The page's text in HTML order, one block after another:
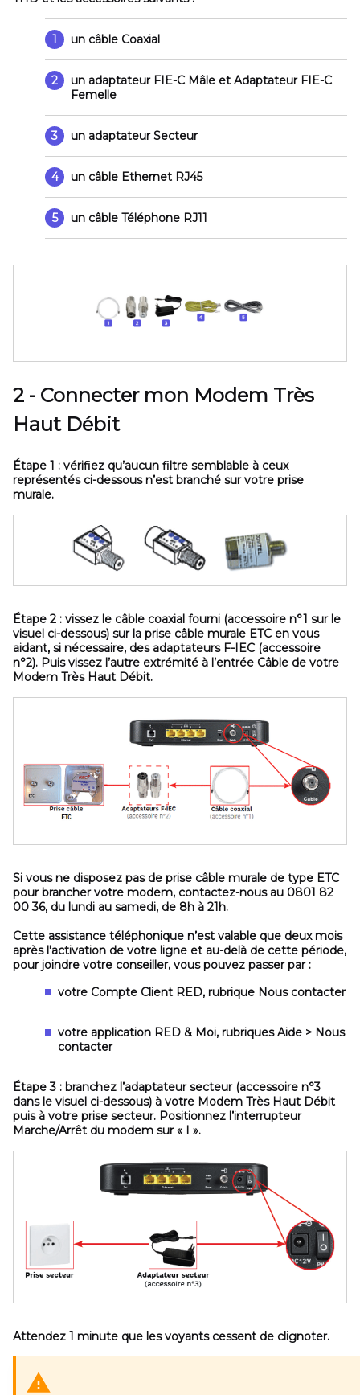
1 un câble Coaxial
2
un adaptateur FIE-C Mâle et Adaptateur FIE-C
Femelle
3 un adaptateur Secteur
4 un câble Ethernet RJ45
5 un câble Téléphone RJ11
2 - Connecter mon Modem Très
Haut Débit
Étape 1 : vérifiez qu’aucun filtre semblable à ceux
représentés ci-dessous n’est branché sur votre prise
murale.
Étape 2 : vissez le câble coaxial fourni (accessoire n°1 sur le
visuel ci-dessous) sur la prise câble murale ETC en vous
aidant, si nécessaire, des adaptateurs F-IEC (accessoire
n°2). Puis vissez l’autre extrémité à l’entrée Câble de votre
Modem Très Haut Débit.
Si vous ne disposez pas de prise câble murale de type ETC
pour brancher votre modem, contactez-nous au 0801 82
00 36, du lundi au samedi, de 8h à 21h.
Cette assistance téléphonique n’est valable que deux mois
après l'activation de votre ligne et au-delà de cette période,
pour joindre votre conseiller, vous pouvez passer par :
votre Compte Client RED, rubrique Nous contacter
votre application RED & Moi, rubriquesAide > Nous
contacter
Étape 3 : branchez l’adaptateur secteur (accessoire n°3
dans le visuel ci-dessous) à votre Modem Très Haut Débit
puis à votre prise secteur. Positionnez l’interrupteur
Marche/Arrêt du modem sur« I ».
Attendez 1 minute que les voyants cessent de clignoter.